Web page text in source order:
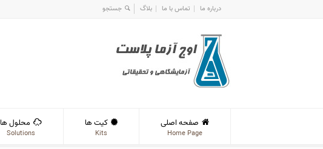
درباره ما تماس با ما بلاگ
صفحه اصلی
Home Page
کیت ها
Kits
محلول ها
Solutions